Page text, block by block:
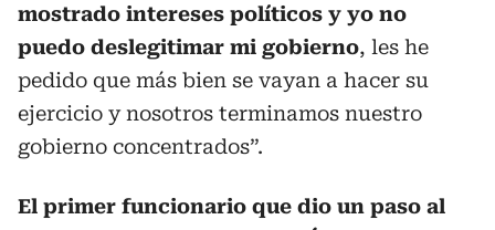
mostrado intereses políticos y yo no
puedo deslegitimar mi gobierno, les he
pedido que más bien se vayan a hacer su
ejercicio y nosotros terminamos nuestro
gobierno concentrados”.
El primer funcionario que dio un paso al